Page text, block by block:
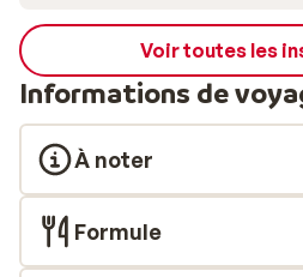
Voir toutes les
Informations de
À noter
Formule